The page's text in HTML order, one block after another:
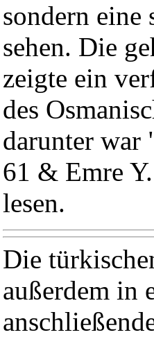
sondern eine
sehen. Die
zeigte ein
des
darunter war
61 & Emre
lesen.
Die
außerdem in